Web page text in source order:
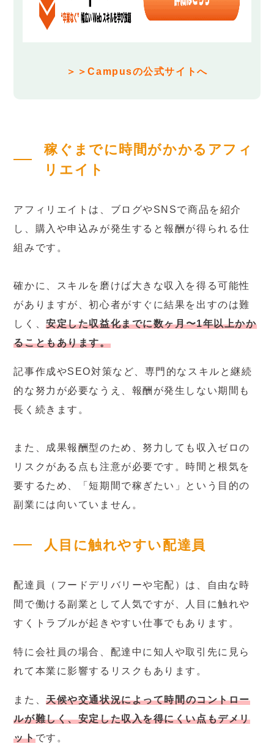
＞＞Campusの公式サイトへ
稼ぐまでに時間がかかるアフィ
リエイト
アフィリエイトは、ブログやSNSで商品を紹介
し、購入や申込みが発生すると報酬が得られる仕
組みです。
確かに、スキルを磨けば大きな収入を得る可能性
がありますが、初心者がすぐに結果を出すのは難
しく、安定した収益化までに数ヶ月〜1年以上かか
ることもあります。
記事作成やSEO対策など、専門的なスキルと継続
的な努力が必要なうえ、報酬が発生しない期間も
長く続きます。
また、成果報酬型のため、努力しても収入ゼロの
リスクがある点も注意が必要です。時間と根気を
要するため、「短期間で稼ぎたい」という目的の
副業には向いていません。
人目に触れやすい配達員
配達員（フードデリバリーや宅配）は、自由な時
間で働ける副業として人気ですが、人目に触れや
すくトラブルが起きやすい仕事でもあります。
特に会社員の場合、配達中に知人や取引先に見ら
れて本業に影響するリスクもあります。
また、天候や交通状況によって時間のコントロー
ルが難しく、安定した収入を得にくい点もデメリ
ットです。